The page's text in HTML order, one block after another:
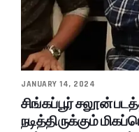
JANUARY 14, 2024
சிங்கப்பூர் சலூன்
நடித்திருக்கும்